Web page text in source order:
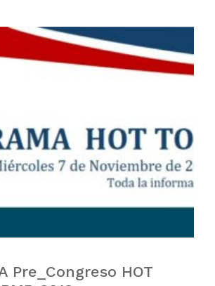
Pre_Congreso HOT